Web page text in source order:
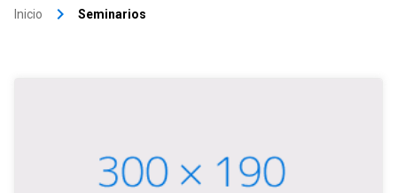
Inicio keyboard_arrow_right Seminarios